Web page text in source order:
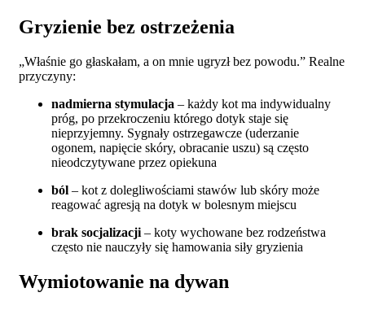
Gryzienie bez ostrzeżenia
„Właśnie go głaskałam, a on mnie ugryzł bez powodu.” Realne
przyczyny:
nadmierna stymulacja – każdy kot ma indywidualny
próg, po przekroczeniu którego dotyk staje się
nieprzyjemny. Sygnały ostrzegawcze (uderzanie
ogonem, napięcie skóry, obracanie uszu) są często
nieodczytywane przez opiekuna
ból – kot z dolegliwościami stawów lub skóry może
reagować agresją na dotyk w bolesnym miejscu
brak socjalizacji – koty wychowane bez rodzeństwa
często nie nauczyły się hamowania siły gryzienia
Wymiotowanie na dywan